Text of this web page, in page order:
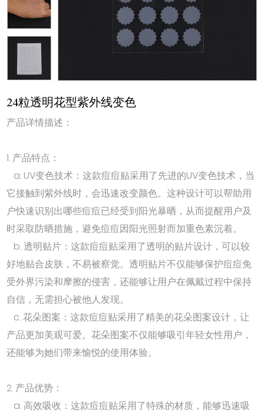
24粒透明花型紫外线变色
产品详情描述：
1. 产品特点：
a. UV变色技术：这款痘痘贴采用了先进的UV变色技术，当
它接触到紫外线时，会迅速改变颜色。这种设计可以帮助用
户快速识别出哪些痘痘已经受到阳光暴晒，从而提醒用户及
时采取防晒措施，避免痘痘因阳光照射而加重色素沉着。
b. 透明贴片：这款痘痘贴采用了透明的贴片设计，可以较
好地贴合皮肤，不易被察觉。透明贴片不仅能够保护痘痘免
受外界污染和摩擦的侵害，还能够让用户在佩戴过程中保持
自信，无需担心被他人发现。
c. 花朵图案：这款痘痘贴采用了精美的花朵图案设计，让
产品更加美观可爱。花朵图案不仅能够吸引年轻女性用户，
还能够为她们带来愉悦的使用体验。
2. 产品优势：
a. 高效吸收：这款痘痘贴采用了特殊的材质，能够迅速吸